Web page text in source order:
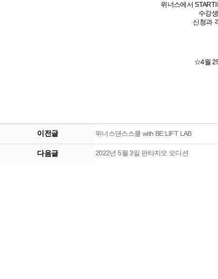
위너스에서
수강
신청과
☆4월
이전글 위너스댄스스쿨 with BE:LIFT LAB
다음글 2022년 5월 3일 판타지오 오디션